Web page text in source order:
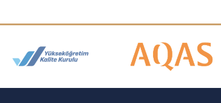
Akreditasyon ve Üyelik